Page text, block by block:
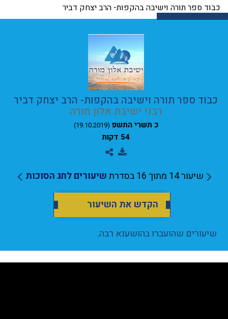
כבוד ספר תורה וישיבה בהקפות- הרב יצחק דביר
כבוד ספר תורה וישיבה בהקפות- הרב יצחק דביר
רבני ישיבת אלון מורה
כ תשרי התשפ (19.10.2019)
54 דקות
שיעור 14 מתוך 16 בסדרת שיעורים לחג הסוכות
הקדש את השיעור
שיעורים שהועברו בהושענא רבה.